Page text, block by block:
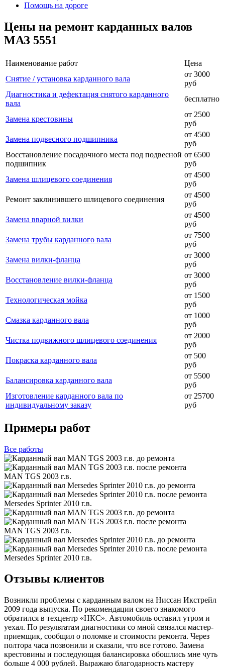
Помощь на дороге
Цены на ремонт карданных валов
МАЗ 5551
Наименование работ
Цена
Снятие / установка карданного вала
от 3000
руб
Диагностика и дефектация снятого карданного
вала
бесплатно
Замена крестовины
от 2500
руб
Замена подвесного подшипника
от 4500
руб
Восстановление посадочного места под подвесной
подшипник
от 6500
руб
Замена шлицевого соединения
от 4500
руб
Ремонт заклинившего шлицевого соединения
от 4500
руб
Замена вварной вилки
от 4500
руб
Замена трубы карданного вала
от 7500
руб
Замена вилки-фланца
от 3000
руб
Восстановление вилки-фланца
от 3000
руб
Технологическая мойка
от 1500
руб
Смазка карданного вала
от 1000
руб
Чистка подвижного шлицевого соединения
от 2000
руб
Покраска карданного вала
от 500
руб
Балансировка карданного вала
от 5500
руб
Изготовление карданного вала по
индивидуальному заказу
от 25700
руб
Примеры работ
Все работы
MAN TGS 2003 г.в.
Mersedes Sprinter 2010 г.в.
MAN TGS 2003 г.в.
Mersedes Sprinter 2010 г.в.
Отзывы клиентов
Возникли проблемы с карданным валом на Ниссан Икстрейл
2009 года выпуска. По рекомендации своего знакомого
обратился в техцентр «НКС». Автомобиль оставил утром и
уехал. По результатам диагностики со мной связался мастер-
приемщик, сообщил о поломке и стоимости ремонта. Через
полтора часа позвонили и сказали, что все готово. Замена
крестовины и последующая балансировка обошлись мне чуть
больше 4 000 рублей. Выражаю благодарность мастеру